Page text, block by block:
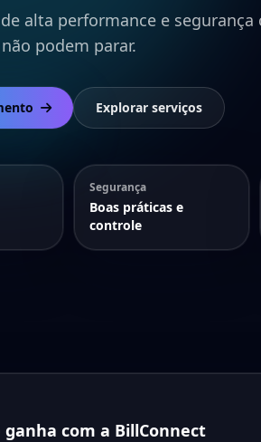
alta performance e segurança
podem parar.
Explorar serviços
Segurança
Boas práticas e
controle
ganha com a BillConnect